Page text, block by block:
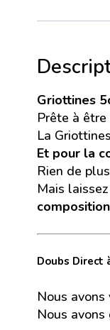
Griottines
Prête à
La
Et pour la
Rien de
Mais
Doubs Direct
Nous
Nous